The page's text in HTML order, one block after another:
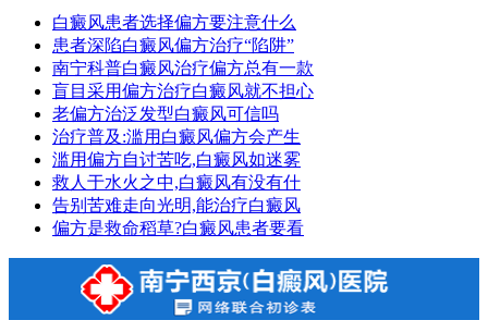
白癜风患者选择偏方要注意什么
患者深陷白癜风偏方治疗“陷阱”
南宁科普白癜风治疗偏方总有一款
盲目采用偏方治疗白癜风就不担心
老偏方治泛发型白癜风可信吗
治疗普及:滥用白癜风偏方会产生
滥用偏方自讨苦吃,白癜风如迷雾
救人于水火之中,白癜风有没有什
告别苦难走向光明,能治疗白癜风
偏方是救命稻草?白癜风患者要看